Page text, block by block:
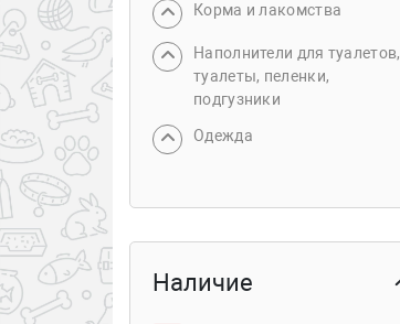
Корма и лакомства
Наполнители для туалетов,
туалеты, пеленки,
подгузники
Одежда
Наличие